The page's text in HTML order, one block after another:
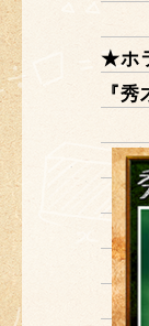
★ホ
『